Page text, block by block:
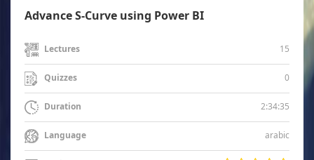
Advance S-Curve using Power BI
Lectures 15
Quizzes 0
Duration 2:34:35
Language arabic